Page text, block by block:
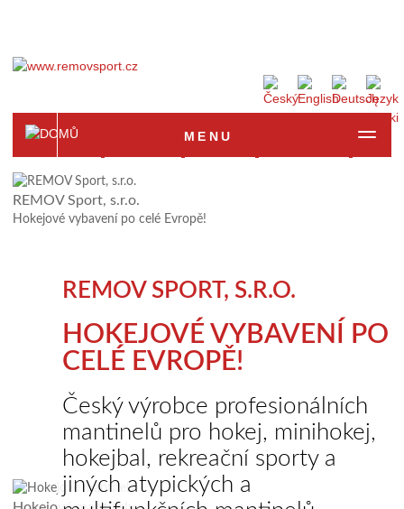
MENU
Homepage Produkte
REMOV Sport, s.r.o.
Hokejové vybavení po celé Evropě!
REMOV SPORT, S.R.O.
HOKEJOVÉ VYBAVENÍ PO
CELÉ EVROPĚ!
Český výrobce profesionálních
mantinelů pro hokej, minihokej,
hokejbal, rekreační sporty a
jiných atypických a